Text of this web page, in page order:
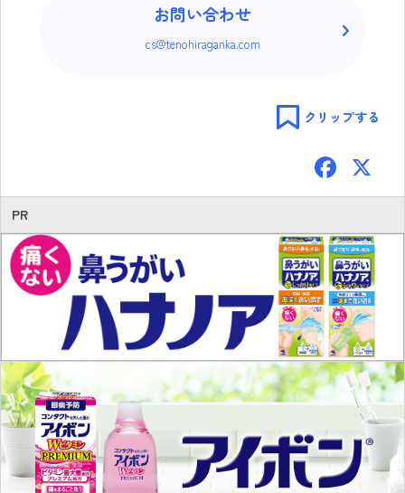
お問い合わせ
cs@tenohiraganka.com
クリップする
F
ac
e
b
o
ok
PR